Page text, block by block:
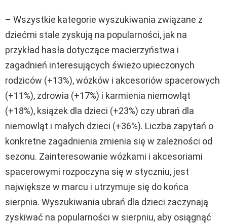
– Wszystkie kategorie wyszukiwania związane z
dziećmi stale zyskują na popularności, jak na
przykład hasła dotyczące macierzyństwa i
zagadnień interesujących świeżo upieczonych
rodziców (+13%), wózków i akcesoriów spacerowych
(+11%), zdrowia (+17%) i karmienia niemowląt
(+18%), książek dla dzieci (+23%) czy ubrań dla
niemowląt i małych dzieci (+36%). Liczba zapytań o
konkretne zagadnienia zmienia się w zależności od
sezonu. Zainteresowanie wózkami i akcesoriami
spacerowymi rozpoczyna się w styczniu, jest
największe w marcu i utrzymuje się do końca
sierpnia. Wyszukiwania ubrań dla dzieci zaczynają
zyskiwać na popularności w sierpniu, aby osiągnąć